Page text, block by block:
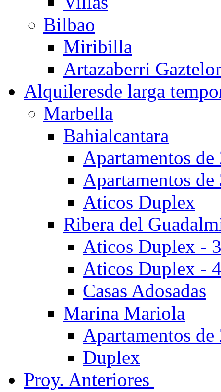
Bilbao
Miribilla
Artazaberri
Alquileresde larga
Marbella
Bahialcantara
Apartamentos
Apartamentos
Aticos Duplex
Ribera del
Aticos Duplex -
Aticos Duplex -
Casas Adosadas
Marina Mariola
Apartamentos
Duplex
Proy. Anteriores